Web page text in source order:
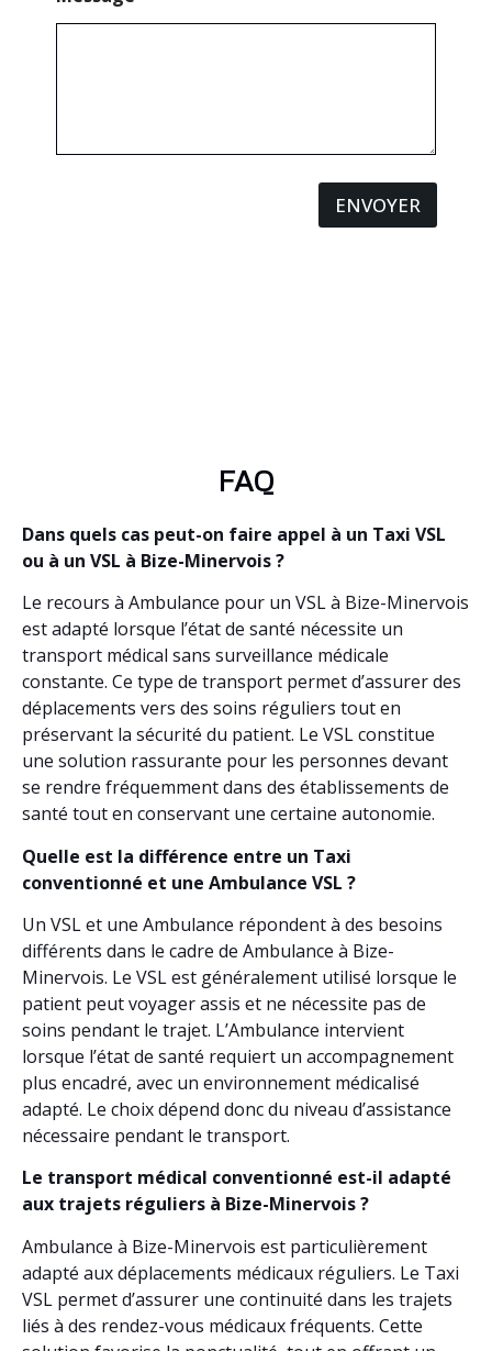
ENVOYER
FAQ
Dans quels cas peut-on faire appel à un Taxi VSL
ou à un VSL à Bize-Minervois ?
Le recours à Ambulance pour un VSL à Bize-Minervois
est adapté lorsque l’état de santé nécessite un
transport médical sans surveillance médicale
constante. Ce type de transport permet d’assurer des
déplacements vers des soins réguliers tout en
préservant la sécurité du patient. Le VSL constitue
une solution rassurante pour les personnes devant
se rendre fréquemment dans des établissements de
santé tout en conservant une certaine autonomie.
Quelle est la différence entre un Taxi
conventionné et une Ambulance VSL ?
Un VSL et une Ambulance répondent à des besoins
différents dans le cadre de Ambulance à Bize-
Minervois. Le VSL est généralement utilisé lorsque le
patient peut voyager assis et ne nécessite pas de
soins pendant le trajet. L’Ambulance intervient
lorsque l’état de santé requiert un accompagnement
plus encadré, avec un environnement médicalisé
adapté. Le choix dépend donc du niveau d’assistance
nécessaire pendant le transport.
Le transport médical conventionné est-il adapté
aux trajets réguliers à Bize-Minervois ?
Ambulance à Bize-Minervois est particulièrement
adapté aux déplacements médicaux réguliers. Le Taxi
VSL permet d’assurer une continuité dans les trajets
liés à des rendez-vous médicaux fréquents. Cette